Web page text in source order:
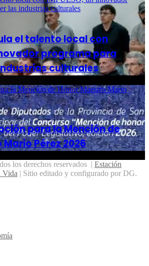
las industrias culturales
el talento local con
programa para
culturales
la Mención de Honor Maestro Mario
para la Mención de
Pérez 2026
los derechos reservados | Estación
Vida | Sitio editado y configurado por DG.